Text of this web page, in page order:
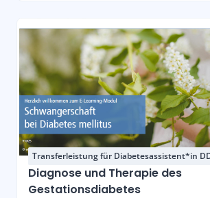
Transferleistung für Diabetesassistent*in
Aufbauqualifikation nach neuem Curriculum
Diagnose und Therapie des
Gestationsdiabetes